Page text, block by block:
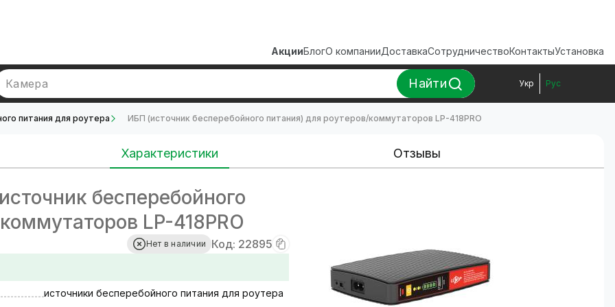
АкцииБлогО компанииДоставкаСотрудничествоКонтактыУстановка
Камера Найти Укр Рус
питания для роутера ИБП (источник бесперебойного питания) для роутеров/коммутаторов LP-418PRO
Характеристики Отзывы
бесперебойного
LP-418PRO
Нет в наличии Код: 22895
источники бесперебойного питания для роутера